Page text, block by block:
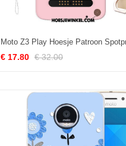
€ 17.80 € 32.00